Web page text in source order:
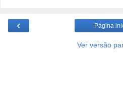
‹ Página
Ver versão